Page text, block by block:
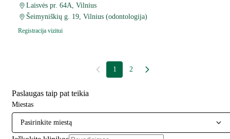
Laisvės pr. 64A, Vilnius
Šeimyniškių g. 19, Vilnius (odontologija)
Registracija vizitui
1 2
Paslaugas taip pat teikia
Miestas
Pasirinkite miestą